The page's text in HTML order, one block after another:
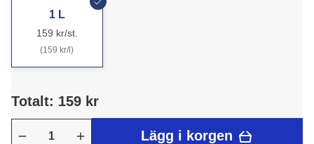
1 L
159 kr/st.
(159 kr/l)
Totalt: 159 kr
Lägg i korgen